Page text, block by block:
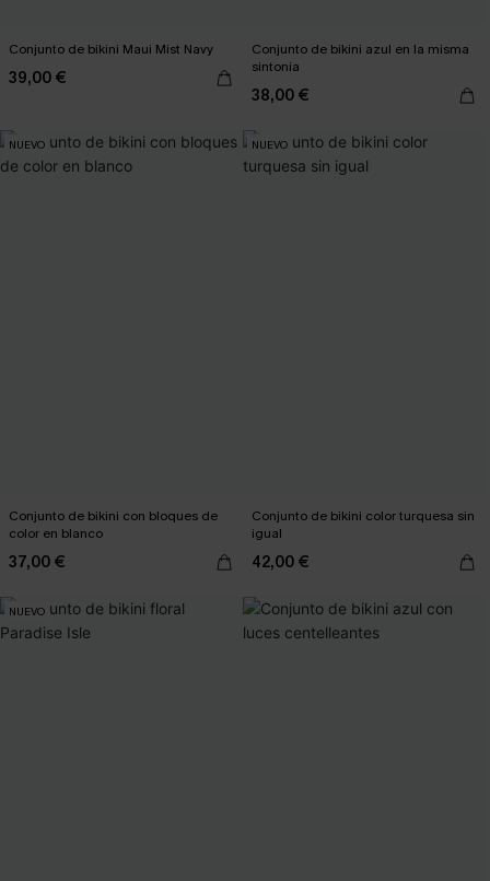
Conjunto de bikini Maui Mist Navy
39,00 €
Conjunto de bikini azul en la misma
sintonía
38,00 €
NUEVO
Conjunto de bikini con bloques de
color en blanco
37,00 €
NUEVO
Conjunto de bikini color turquesa sin
igual
42,00 €
NUEVO